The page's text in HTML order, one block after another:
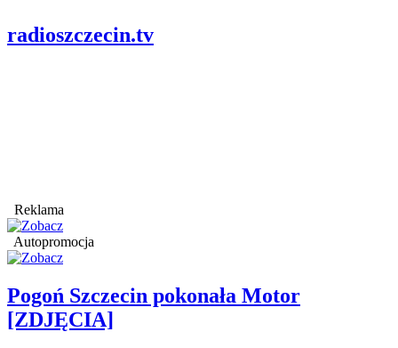
radioszczecin.tv
Reklama
Autopromocja
Pogoń Szczecin pokonała Motor
[ZDJĘCIA]